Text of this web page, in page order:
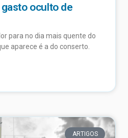
oculto de
para no dia mais quente do
aparece é a do conserto.
ARTIGOS